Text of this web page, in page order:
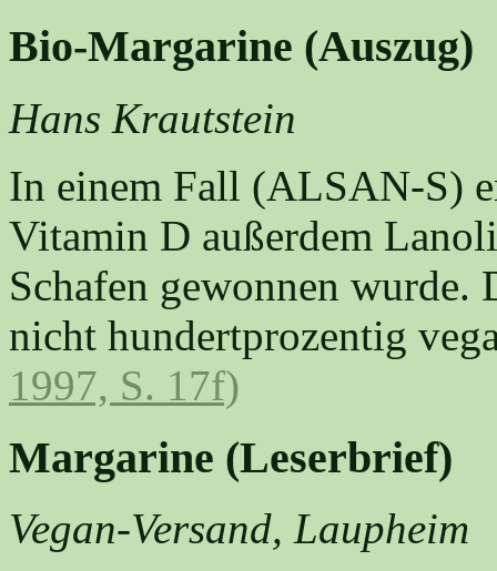
Bio-Margarine (Auszug)
Hans Krautstein
In einem Fall (ALSAN-S)
Vitamin D außerdem
Schafen gewonnen wurde.
nicht hundertprozentig
1997, S. 17f)
Margarine (Leserbrief)
Vegan-Versand, Laupheim